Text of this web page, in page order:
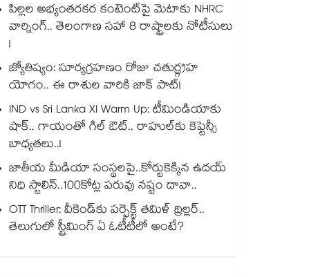
పిల్లల అభ్యంతరకర కంటెంట్‌పై మెటాకు NHRC
వార్నింగ్.. తెలంగాణ సహా 8 రాష్ట్రాలకు నోటీసులు
!
జ్యోతిష్యం: సూర్యగ్రహణం రోజు చతుర్గ్రహ
యోగం.. ఈ రాశుల వారికి జాక్ పాట్!
IND vs Sri Lanka XI Warm Up: టీమిండియాకు
షాక్.. గాయంతో గిల్ ఔట్.. రాహుల్‌కు కెప్టెన్సీ
బాధ్యతలు..!
జాతీయ మీడియా సంస్థలపై..కోర్టుకెక్కిన ఉదయ్
నిధి స్టాలిన్..100కోట్ల పరువు నష్టం దావా..
OTT Thriller: వీకెండ్‌కు పర్ఫెక్ట్ తమిళ్ థ్రిల్లర్..
తెలుగులో స్ట్రీమింగ్ ఏ ఓటీటీలో అంటే?